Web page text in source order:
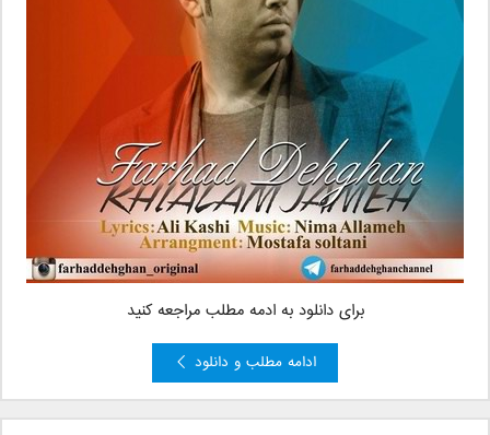
برای دانلود به ادمه مطلب مراجعه کنید
ادامه مطلب و دانلود